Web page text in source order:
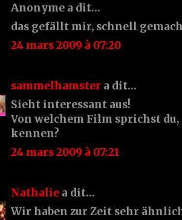
Anonyme a dit…
das gefällt mir, schnell
24 mars 2009 à 07:20
sammelhamster a dit…
Sieht interessant aus!
Von welchem Film sprichst
kennen?
24 mars 2009 à 07:21
Nathalie a dit…
Wir haben zur Zeit sehr